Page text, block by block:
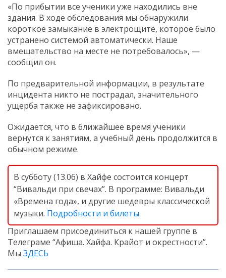
«По прибытии все ученики уже находились вне
здания. В ходе обследования мы обнаружили
короткое замыкание в электрощите, которое было
устранено системой автоматически. Наше
вмешательство на месте не потребовалось», —
сообщил он.
По предварительной информации, в результате
инцидента никто не пострадал, значительного
ущерба также не зафиксировано.
Ожидается, что в ближайшее время ученики
вернутся к занятиям, а учебный день продолжится в
обычном режиме.
В субботу (13.06) в Хайфе состоится концерт
“Вивальди при свечах”. В программе: Вивальди
«Времена года», и другие шедевры классической
музыки. Подробности и билеты
Приглашаем присоединиться к нашей группе в
Телеграме “Афиша. Хайфа. Крайот и окрестности”.
Мы ЗДЕСЬ